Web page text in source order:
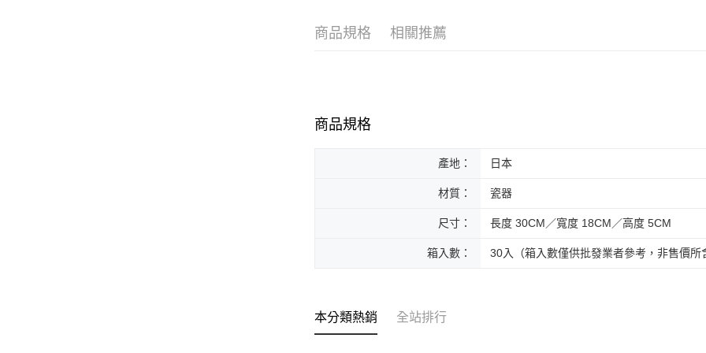
商品規格 相關推薦
商品規格
產地： 日本
材質： 瓷器
尺寸： 長度 30CM／寬度 18CM／高度 5CM
箱入數： 30入（箱入數僅供批發業者參考，非售價所
本分類熱銷 全站排行